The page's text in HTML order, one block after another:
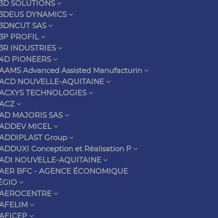
SOLUTIONS
DYNAMICS
SAS
PROFIL
INDUSTRIES
PIONEERS
Advanced Assisted Manufacturin
NOUVELLE-AQUITAINE
TECHNOLOGIES
MAJORIS SAS
MICEL
Group
Conception et Réalisation P
NOUVELLE-AQUITAINE
BFC - AGENCE ÉCONOMIQUE